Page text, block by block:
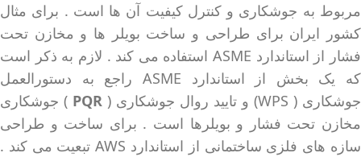
مربوط به جوشکاری و کنترل کیفیت آن ها است . برای مثال
کشور ایران برای طراحی و ساخت بویلر ها و مخازن تحت
فشار از استاندارد ASME استفاده می کند . لازم به ذکر است
که یک بخش از استاندارد ASME راجع به دستورالعمل
جوشکاری ( WPS) و تایید روال جوشکاری (
PQR ) جوشکاری
مخازن تحت فشار و بویلرها است . برای ساخت و طراحی
سازه های فلزی ساختمانی از استاندارد AWS تبعیت می کند .